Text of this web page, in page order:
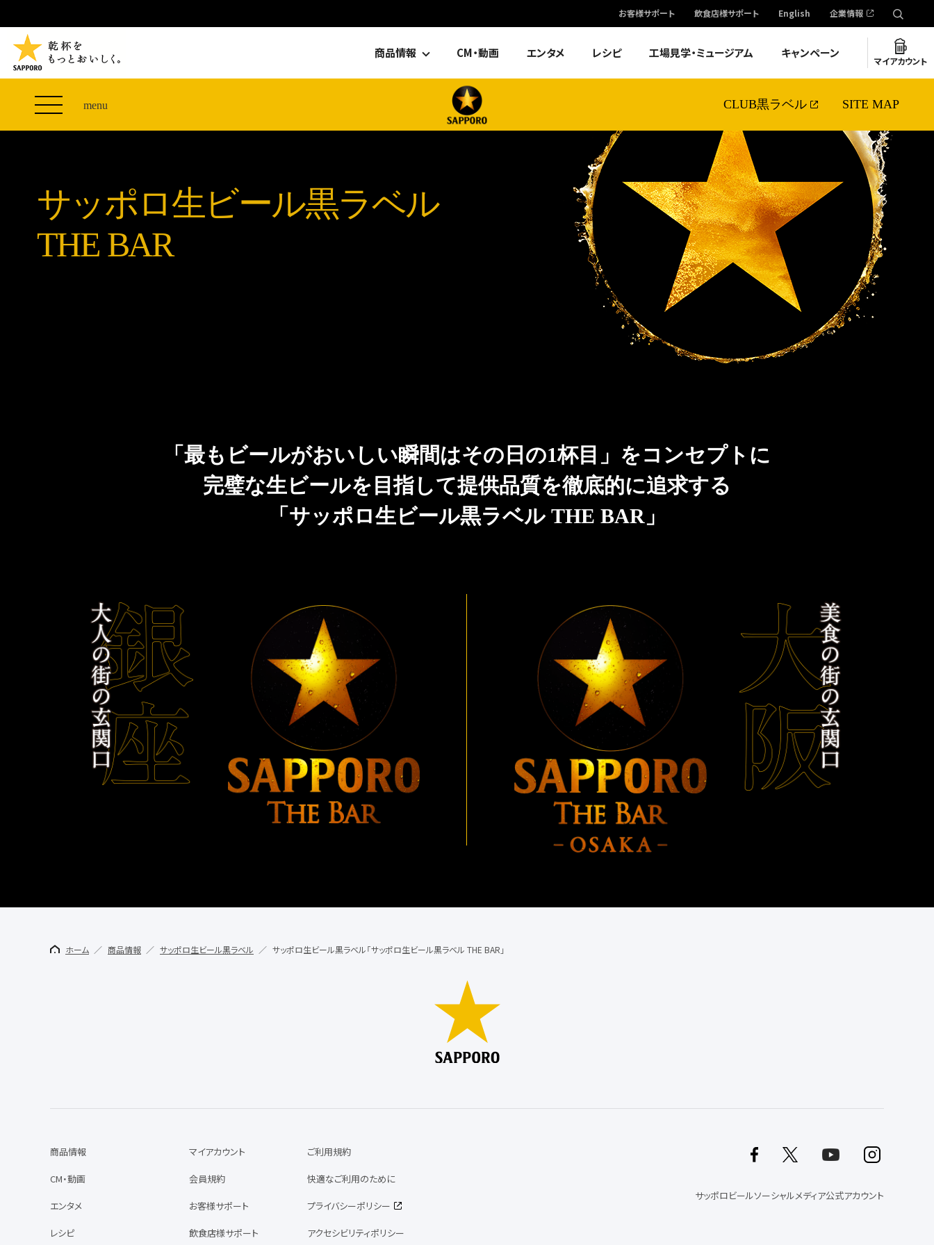
お客様サポート 飲食店様サポート English 企業情報
商品情報 CM・動画 エンタメ レシピ 工場見学・ミュージアム キャンペーン
マイアカウント
menu CLUB黒ラベル SITE MAP
ザ・パーフェクト黒ラベル アワード
山本由伸選手応援プロジェクト「GET A STAR
YOSHINOBU」
サッポロ生ビール黒ラベル 『THE STAR JAM』
限定発売
サッポロ生ビール黒ラベル
オカズデザインが提案する
黒ラベルに合う食40選
ザ・パーフェクト黒ラベルが飲めるお店
CLUB 黒ラベル
サッポロ生ビール黒ラベル
THE BAR
「最もビールがおいしい瞬間はその日の1杯目」をコンセプトに
完璧な生ビールを目指して提供品質を徹底的に追求する
「サッポロ生ビール黒ラベル THE BAR」
ホーム 商品情報 サッポロ生ビール黒ラベル サッポロ生ビール黒ラベル「サッポロ生ビール黒ラベル THE BAR」
サッポロビールソーシャルメディア公式アカウント
商品情報
CM・動画
エンタメ
レシピ
マイアカウント
会員規約
お客様サポート
飲食店様サポート
ご利用規約
快適なご利用のために
プライバシーポリシー
アクセシビリティポリシー